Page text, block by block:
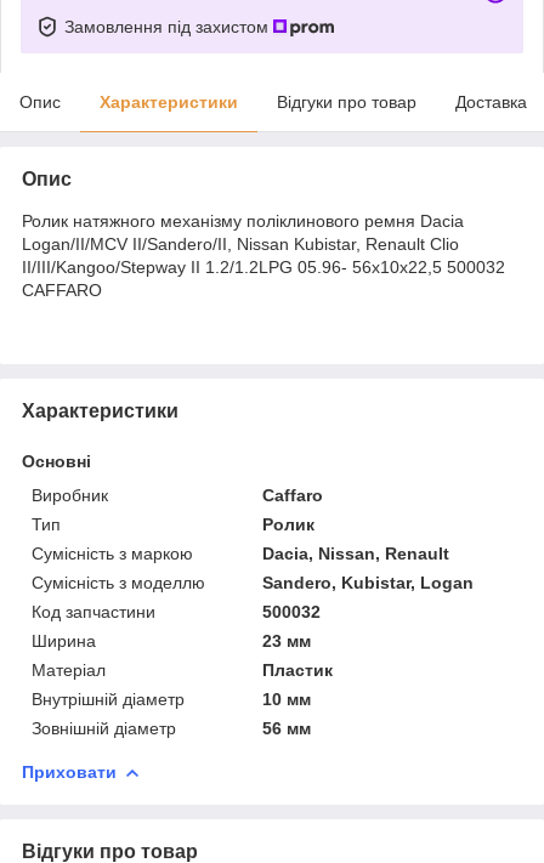
Замовлення під захистом
Опис Характеристики Відгуки про товар Доставка
Опис
Ролик натяжного механізму поліклинового ремня Dacia
Logan/II/MCV II/Sandero/II, Nissan Kubistar, Renault Clio
II/III/Kangoo/Stepway II 1.2/1.2LPG 05.96- 56x10x22,5 500032
CAFFARO
Характеристики
Основні
Виробник
Caffaro
Тип
Ролик
Сумісність з маркою
Dacia, Nissan, Renault
Сумісність з моделлю
Sandero, Kubistar, Logan
Код запчастини
500032
Ширина
23 мм
Матеріал
Пластик
Внутрішній діаметр
10 мм
Зовнішній діаметр
56 мм
Приховати
Відгуки про товар